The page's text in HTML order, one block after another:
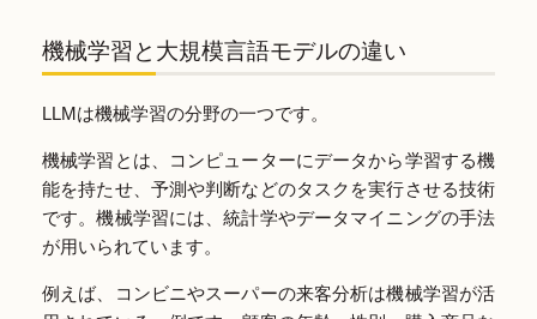
機械学習と大規模言語モデルの違い
LLMは機械学習の分野の一つです。
機械学習とは、コンピューターにデータから学習する機
能を持たせ、予測や判断などのタスクを実行させる技術
です。機械学習には、統計学やデータマイニングの手法
が用いられています。
例えば、コンビニやスーパーの来客分析は機械学習が活